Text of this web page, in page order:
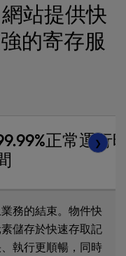
站提供快
的寄存服
正常運行
❯
務的結束。物件快
儲存於快速存取記
執行更順暢，同時